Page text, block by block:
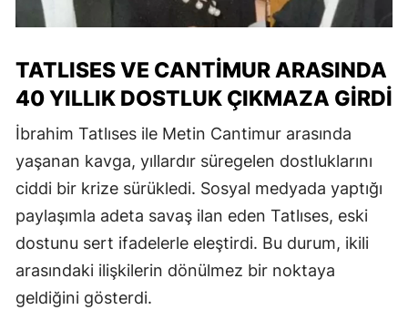
TATLISES VE CANTIMUR ARASINDA
40 YILLIK DOSTLUK ÇIKMAZA GIRDI
İbrahim Tatlıses ile Metin Cantimur arasında
yaşanan kavga, yıllardır süregelen dostluklarını
ciddi bir krize sürükledi. Sosyal medyada yaptığı
paylaşımla adeta savaş ilan eden Tatlıses, eski
dostunu sert ifadelerle eleştirdi. Bu durum, ikili
arasındaki ilişkilerin dönülmez bir noktaya
geldiğini gösterdi.